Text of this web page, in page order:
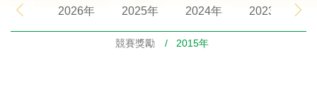
公益活動
2026年 2025年 2024年 2023年
競賽獎勵 / 2015年